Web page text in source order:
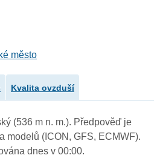
město
Kvalita ovzduší
(536 m n. m.). Předpověď je
modelů (ICON, GFS, ECMWF).
dnes v 00:00.